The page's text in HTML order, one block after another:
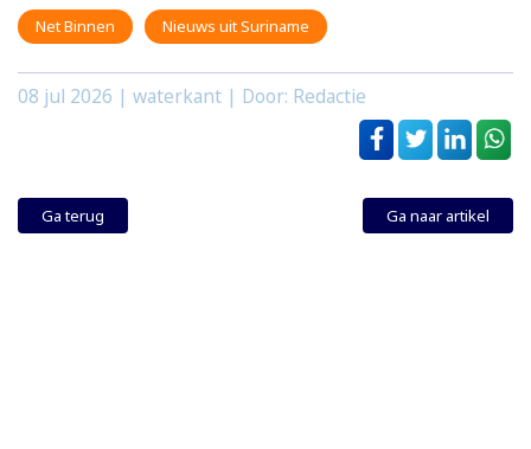
Net Binnen Nieuws uit Suriname
08 jul 2026 | waterkant | Door: Redactie
Ga terug Ga naar artikel